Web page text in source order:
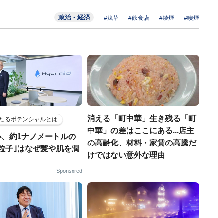
政治・経済 #浅草 #飲食店 #禁煙 #喫煙
るポテンシャルとは
約1ナノメートルの
子｣はなぜ髪や肌を潤
Sponsored
消える「町中華」生き残る「町
中華」の差はここにある...店主
の高齢化、材料・家賃の高騰だ
けではない意外な理由